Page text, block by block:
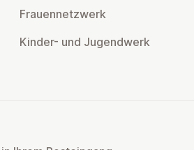
Frau­en­netz­werk
Kinder- und Ju­gend­werk